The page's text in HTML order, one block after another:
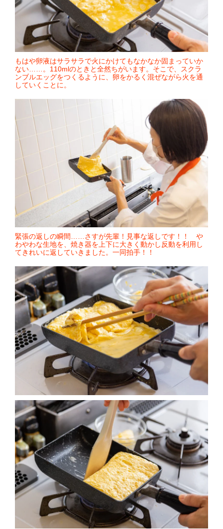
もはや卵液はサラサラで火にかけてもなかなか固まっていか
ない……。110mlのときと全然ちがいます。そこで、スクラ
ンブルエッグをつくるように、卵をかるく混ぜながら火を通
していくことに。
緊張の返しの瞬間……さすが先輩！見事な返しです！！ や
わやわな生地を、焼き器を上下に大きく動かし反動を利用し
てきれいに返していきました。一同拍手！！